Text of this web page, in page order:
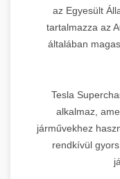
az Egyesült
tartalmazza az
általában
Tesla
alkalmaz,
járművekhez
rendkívül